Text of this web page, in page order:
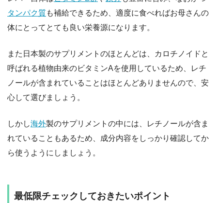
タンパク質も補給できるため、適度に食べればお母さんの
体にとってとても良い栄養源になります。
また日本製のサプリメントのほとんどは、カロチノイドと
呼ばれる植物由来のビタミンAを使用しているため、レチ
ノールが含まれていることはほとんどありませんので、安
心して選びましょう。
しかし海外製のサプリメントの中には、レチノールが含ま
れていることもあるため、成分内容をしっかり確認してか
ら使うようにしましょう。
最低限チェックしておきたいポイント